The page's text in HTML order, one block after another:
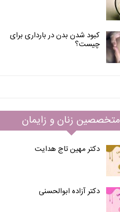
کبود شدن بدن در بارداری برای
چیست؟
متخصصین زنان و زایمان
دکتر مهین تاج هدایت
دکتر آزاده ابوالحسنی